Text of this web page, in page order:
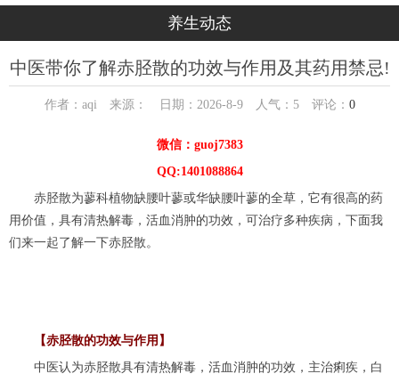
息
养生动态
中医带你了解赤胫散的功效与作用及其药用禁忌!
作者：aqi 来源： 日期：2026-8-9 人气： 5评论： 0
微信：guoj7383
QQ:1401088864
赤胫散为蓼科植物缺腰叶蓼或华缺腰叶蓼的全草，它有很高的药
用价值，具有清热解毒，活血消肿的功效，可治疗多种疾病，下面我
们来一起了解一下赤胫散。
【赤胫散的功效与作用】
中医认为赤胫散具有清热解毒，活血消肿的功效，主治痢疾，白